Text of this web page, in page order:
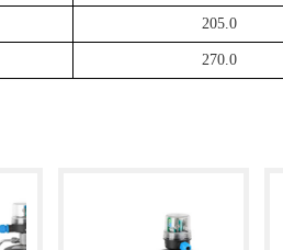
205.0
270.0